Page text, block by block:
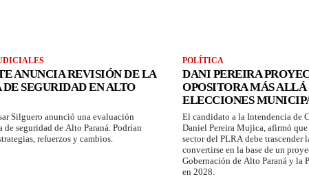
ANUNCIA REVISIÓN DE LA
SEGURIDAD EN ALTO
Silguero anunció una evaluación
de seguridad de Alto Paraná. Podrían
refuerzos y cambios.
POLÍTICA
DANI PEREIRA
OPOSITORA MÁS ALLÁ
ELECCIONES
El candidato a la Intendencia de
Daniel Pereira Mujica, afirmó
sector del PLRA debe trascender
convertirse en la base de un
Gobernación de Alto Paraná y la
en 2028.